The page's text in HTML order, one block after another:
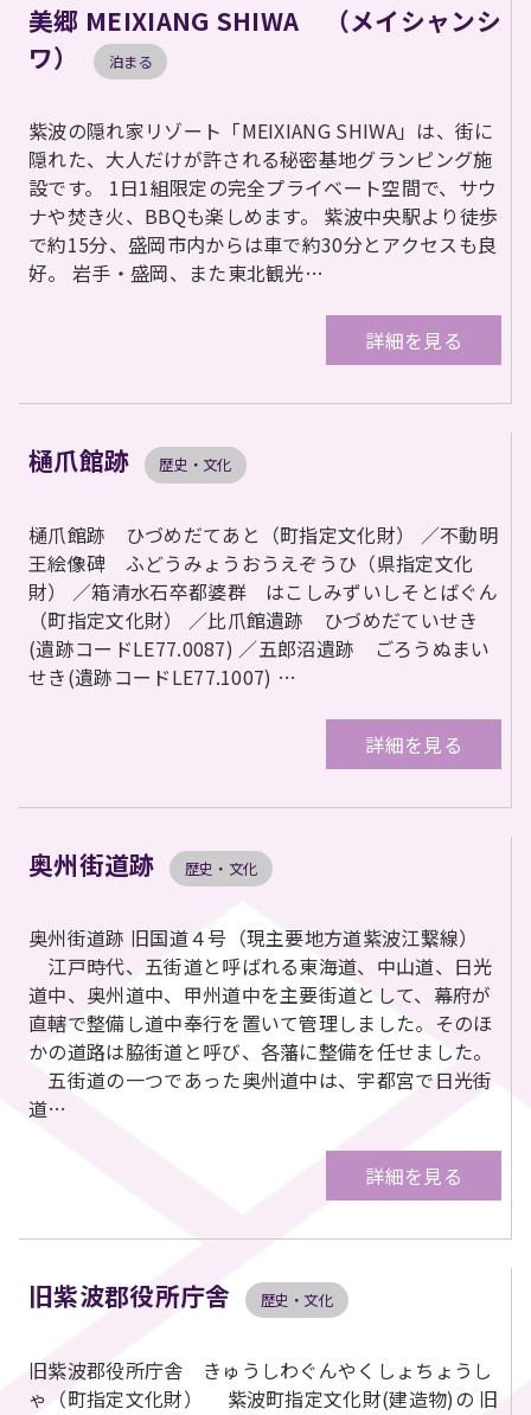
美郷 MEIXIANG SHIWA （メイシャンシ
ワ）
泊まる
紫波の隠れ家リゾート「MEIXIANG SHIWA」は、街に
隠れた、大人だけが許される秘密基地グランピング施
設です。 1日1組限定の完全プライベート空間で、サウ
ナや焚き火、BBQも楽しめます。 紫波中央駅より徒歩
で約15分、盛岡市内からは車で約30分とアクセスも良
好。 岩手・盛岡、また東北観光…
詳細を見る
樋爪館跡 歴史・文化
樋爪館跡 ひづめだてあと（町指定文化財） ／不動明
王絵像碑 ふどうみょうおうえぞうひ（県指定文化
財） ／箱清水石卒都婆群 はこしみずいしそとばぐん
（町指定文化財） ／比爪館遺跡 ひづめだていせき
(遺跡コードLE77.0087) ／五郎沼遺跡 ごろうぬまい
せき(遺跡コードLE77.1007) …
詳細を見る
奥州街道跡 歴史・文化
奥州街道跡 旧国道４号（現主要地方道紫波江繋線）
江戸時代、五街道と呼ばれる東海道、中山道、日光
道中、奥州道中、甲州道中を主要街道として、幕府が
直轄で整備し道中奉行を置いて管理しました。そのほ
かの道路は脇街道と呼び、各藩に整備を任せました。
五街道の一つであった奥州道中は、宇都宮で日光街
道…
詳細を見る
旧紫波郡役所庁舎 歴史・文化
旧紫波郡役所庁舎 きゅうしわぐんやくしょちょうし
ゃ（町指定文化財） 紫波町指定文化財(建造物)の 旧